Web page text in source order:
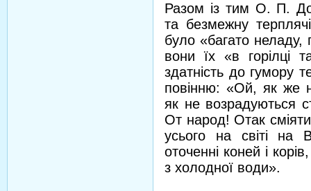
Разом із тим О. П.
та безмежну
було «багато
вони їх «в горілці
здатність до гумору
повінню: «Ой, як же
як не возрадуються
От народ! Отак
усього на світі на
оточенні коней і
з холодної води».